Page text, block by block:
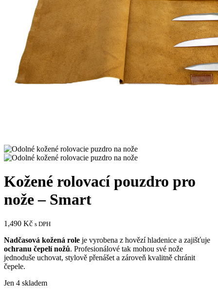
Kožené rolovací pouzdro pro
nože – Smart
1,490 Kč s DPH
Nadčasová kožená role je vyrobena z hovězí hladenice a zajišťuje
ochranu čepelí nožů. Profesionálové tak mohou své nože
jednoduše uchovat, stylově přenášet a zároveň kvalitně chránit
čepele.
Jen 4 skladem